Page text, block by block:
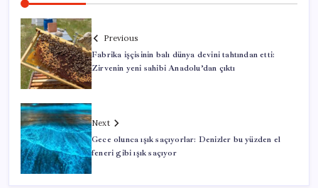
Previous
Fabrika işçisinin balı dünya devini tahtından etti:
Zirvenin yeni sahibi Anadolu’dan çıktı
Next
Gece olunca ışık saçıyorlar: Denizler bu yüzden el
feneri gibi ışık saçıyor